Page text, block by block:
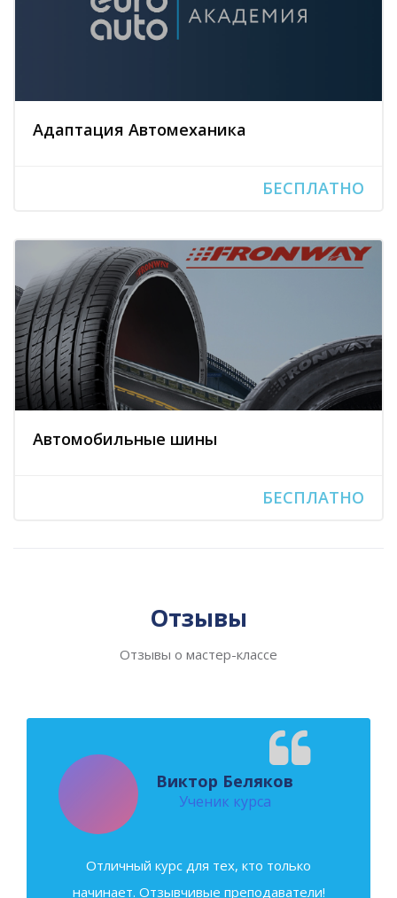
Адаптация Автомеханика
БЕСПЛАТНО
Автомобильные шины
БЕСПЛАТНО
Отзывы
Отзывы о мастер-классе
Виктор Беляков
Ученик курса
Отличный курс для тех, кто только
начинает. Отзывчивые преподаватели!